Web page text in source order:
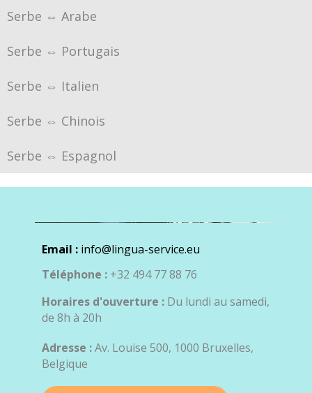
Serbe ⇔ Arabe
Serbe ⇔ Portugais
Serbe ⇔ Italien
Serbe ⇔ Chinois
Serbe ⇔ Espagnol
Email : info@lingua-service.eu
Téléphone : +32 494 77 88 76
Horaires d'ouverture : Du lundi au samedi,
de 8h à 20h
Adresse :Av. Louise 500, 1000 Bruxelles,
Belgique